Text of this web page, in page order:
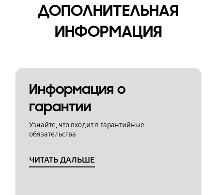
ДОПОЛНИТЕЛЬНАЯ
ИНФОРМАЦИЯ
Информация о
гарантии
Узнайте, что входит в гарантийные
обязательства
ЧИТАТЬ ДАЛЬШЕ